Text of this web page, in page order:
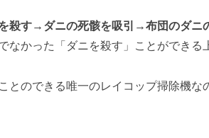
殺す→ ダニの死骸を吸引 →布団のダニ
なかった「ダニを殺す」ことができる
とのできる唯一のレイコップ掃除機